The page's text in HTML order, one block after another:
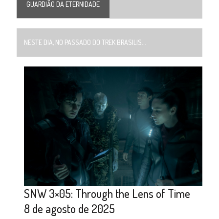
GUARDIÃO DA ETERNIDADE
NESTE DIA, NO PASSADO DO TREK BRASILIS...
SNW 3×05: Through the Lens of Time
8 de agosto de 2025